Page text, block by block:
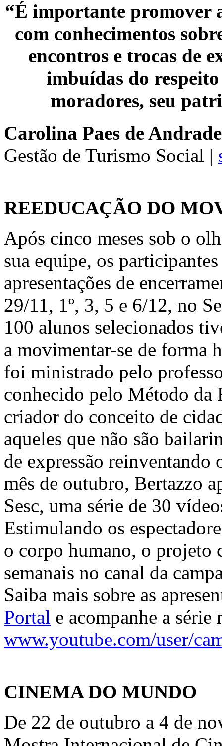
“É importante promover
com conhecimentos
encontros e trocas de
imbuídas do
moradores, seu
Carolina Paes de Andrade
Gestão de Turismo Social |
REEDUCAÇÃO DO
Após cinco meses sob o
sua equipe, os
apresentações de
29/11, 1º, 3, 5 e 6/12, no
100 alunos selecionados
a movimentar-se de forma
foi ministrado pelo
conhecido pelo Método da
criador do conceito de
aqueles que não são
de expressão
mês de outubro, Bertazzo
Sesc, uma série de 30
Estimulando os
o corpo humano, o projeto
semanais no canal da
Saiba mais sobre as
Portal e acompanhe a série
www.youtube.com/user/
CINEMA DO MUNDO
De 22 de outubro a 4 de